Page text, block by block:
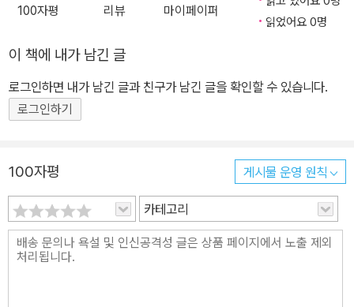
자의 위치에서 열심히 땀 흘리는 사람이 쓴 글이 많아져야 세상이 좀
일을 하고 글을 쓰려고 합니다. 제1집 『오늘 하루만큼은 쉬고 쉽다』
(다움, 2000) 제2집 『퇴출시대』(삶이보이는 창, 2001) 제3집 『부디
우리에게도 햇볕정책을』(갈무리, 2002) 제4집 『그곳에도 꽃은 피는
서 이르기를』(갈무리, 2011) 제9집 『소』(갈무리, 2012) 제10집
『탑』(갈무리, 2013) 제11집 『통일, 안녕하십니까』(갈무리, 2014) 배
달호 노동열사 추모 기획시집 『호루라기』(갈무리, 2003) 한미FTA
반대 기획시집 『쌀의 노래』(갈무리, 2007)
100자평 리뷰 마이페이퍼
읽었어요 0명
이 책에 내가 남긴 글
로그인하면 내가 남긴 글과 친구가 남긴 글을 확인할 수 있습니다.
로그인하기
100자평 게시물 운영 원칙
카테고리